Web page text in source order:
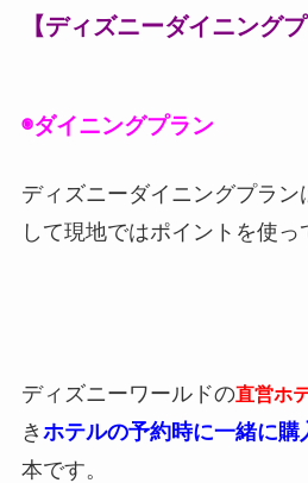
【ディズニーダイニング
◉ダイニングプラン
ディズニーダイニングプラン
して現地ではポイントを使っ
ディズニーワールドの直営ホ
き ホテルの予約時に一緒に購
本です。